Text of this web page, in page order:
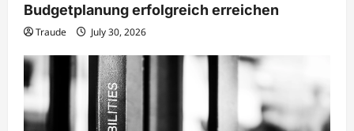
Budgetplanung erfolgreich erreichen
Traude July 30, 2026